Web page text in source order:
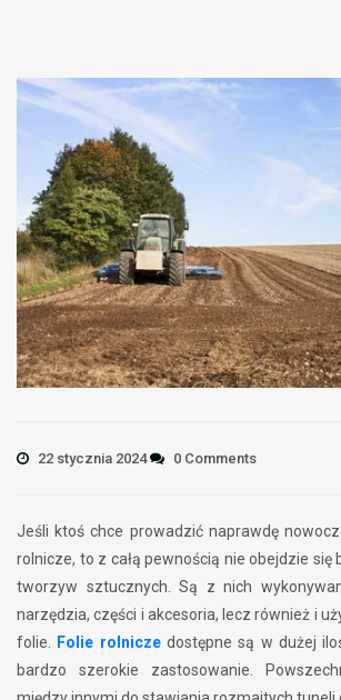
22 stycznia 2024 0 Comments
Jeśli ktoś chce prowadzić naprawdę
rolnicze, to z całą pewnością nie obejdzie się
tworzyw sztucznych. Są z nich
narzędzia, części i akcesoria, lecz również i
folie.
Folie rolniczedostępne są w dużej
bardzo szerokie zastosowanie.